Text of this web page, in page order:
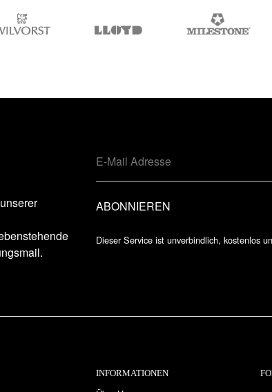
Dieser Service ist unverbindlich, kostenlos
INFORMATIONEN